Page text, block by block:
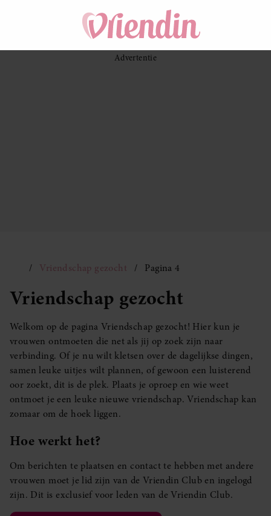
Vriendschap gezocht Pagina 4
Vriendschap gezocht
Welkom op de pagina Vriendschap gezocht! Hier kun je
vrouwen ontmoeten die net als jij op zoek zijn naar
verbinding. Of je nu wilt kletsen over de dagelijkse dingen,
samen leuke uitjes wilt plannen, of gewoon een luisterend
oor zoekt, dit is de plek. Plaats je oproep en wie weet
ontmoet je een leuke nieuwe vriendschap. Vriendschap kan
zomaar om de hoek liggen.
Hoe werkt het?
Om berichten te plaatsen en contact te hebben met andere
vrouwen moet je lid zijn van de Vriendin Club en ingelogd
zijn. Dit is exclusief voor leden van de Vriendin Club.